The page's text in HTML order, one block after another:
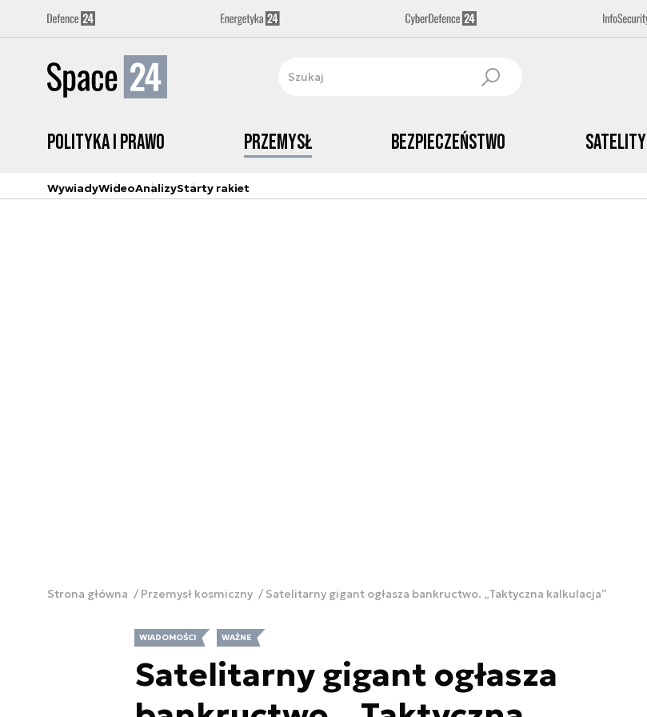
Polityka i prawo Przemysł Bezpieczeństwo Satelity
WywiadyWideoAnalizyStarty rakiet
Strona główna Przemysł kosmiczny Satelitarny gigant ogłasza bankructwo. „Taktyczna kalkulacja”
WIADOMOŚCI WAŻNE
Satelitarny gigant ogłasza